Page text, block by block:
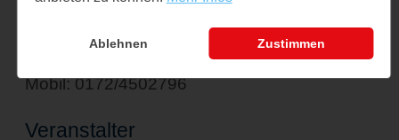
sebode@schlei-ausflugsfahrten.de
Mobil: 0172/4502796
Veranstalter
Ablehnen Zustimmen